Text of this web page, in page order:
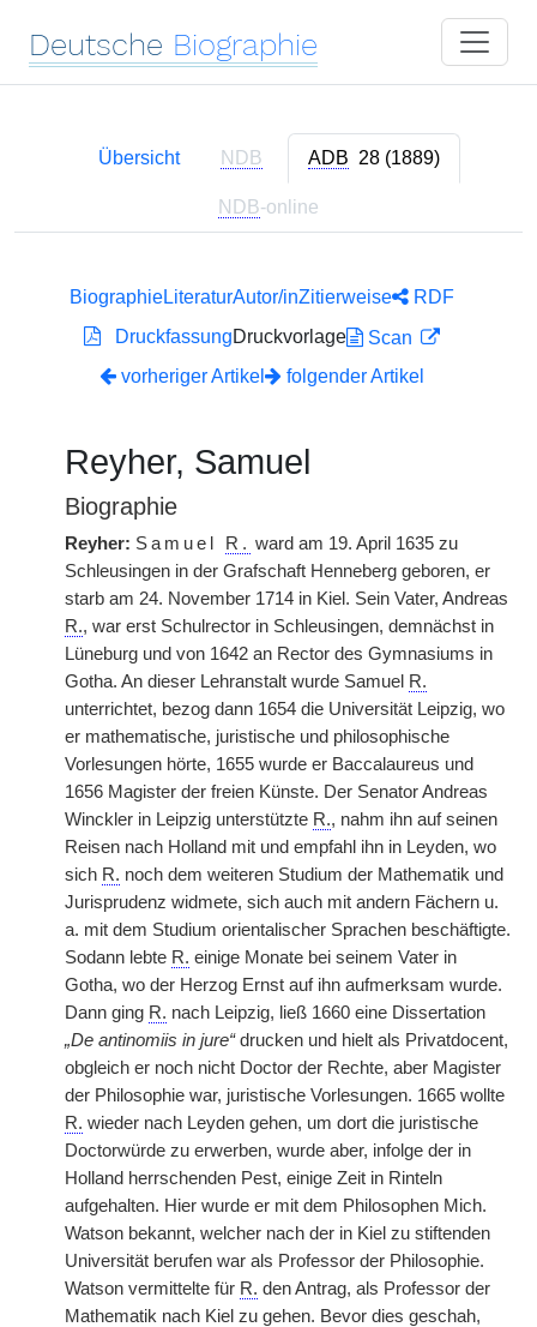
Deutsche Biographie
Übersicht NDB ADB 28 (1889)
NDB-online
BiographieLiteraturAutor/inZitierweise
RDF
DruckfassungDruckvorlage
Scan
vorheriger Artikel
folgender Artikel
Reyher, Samuel
Biographie
Reyher: Samuel R. ward am 19. April 1635 zu
Schleusingen in der Grafschaft Henneberg geboren, er
starb am 24. November 1714 in Kiel. Sein Vater, Andreas
R., war erst Schulrector in Schleusingen, demnächst in
Lüneburg und von 1642 an Rector des Gymnasiums in
Gotha. An dieser Lehranstalt wurde Samuel R.
unterrichtet, bezog dann 1654 die Universität Leipzig, wo
er mathematische, juristische und philosophische
Vorlesungen hörte, 1655 wurde er Baccalaureus und
1656 Magister der freien Künste. Der Senator Andreas
Winckler in Leipzig unterstützte R., nahm ihn auf seinen
Reisen nach Holland mit und empfahl ihn in Leyden, wo
sich R. noch dem weiteren Studium der Mathematik und
Jurisprudenz widmete, sich auch mit andern Fächern u.
a. mit dem Studium orientalischer Sprachen beschäftigte.
Sodann lebte R. einige Monate bei seinem Vater in
Gotha, wo der Herzog Ernst auf ihn aufmerksam wurde.
Dann ging R. nach Leipzig, ließ 1660 eine Dissertation
„De antinomiis in jure“drucken und hielt als Privatdocent,
obgleich er noch nicht Doctor der Rechte, aber Magister
der Philosophie war, juristische Vorlesungen. 1665 wollte
R. wieder nach Leyden gehen, um dort die juristische
Doctorwürde zu erwerben, wurde aber, infolge der in
Holland herrschenden Pest, einige Zeit in Rinteln
aufgehalten. Hier wurde er mit dem Philosophen Mich.
Watson bekannt, welcher nach der in Kiel zu stiftenden
Universität berufen war als Professor der Philosophie.
Watson vermittelte für R. den Antrag, als Professor der
Mathematik nach Kiel zu gehen. Bevor dies geschah,